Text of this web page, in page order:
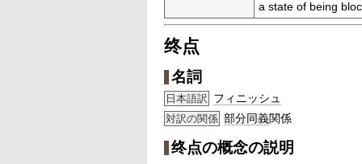
a state of being
终点
名詞
日本語訳 フィニッシュ
対訳の関係 部分同義関係
终点の概念の説明